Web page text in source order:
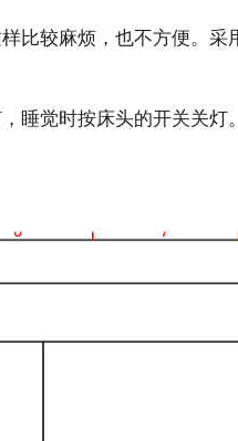
比较麻烦，也不方便。采
睡觉时按床头的开关关灯